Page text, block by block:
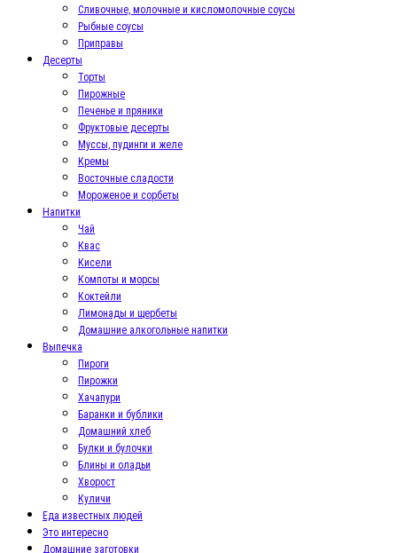
Сливочные, молочные и кисломолочные соусы
Рыбные соусы
Приправы
Десерты
Торты
Пирожные
Печенье и пряники
Фруктовые десерты
Муссы, пудинги и желе
Кремы
Восточные сладости
Мороженое и сорбеты
Напитки
Чай
Квас
Кисели
Компоты и морсы
Коктейли
Лимонады и щербеты
Домашние алкогольные напитки
Выпечка
Пироги
Пирожки
Хачапури
Баранки и бублики
Домашний хлеб
Булки и булочки
Блины и оладьи
Хворост
Куличи
Еда известных людей
Это интересно
Домашние заготовки